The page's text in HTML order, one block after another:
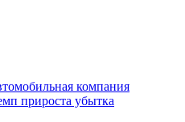
компания
прироста убытка